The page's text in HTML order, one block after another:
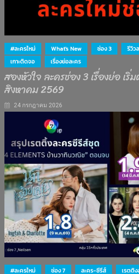
#ละครใหม่ What's New ช่อง 3 รีวิว
เกาะติดจอ
เรื่องย่อละคร
สองหัวใจ ละครช่อง 3 เรื่องย่อ เริ่
สิงหาคม 2569
24 กรกฎาคม 2026
#ละครใหม่ ช่อง 7 ละคร-ซีรีส์ เรตติ